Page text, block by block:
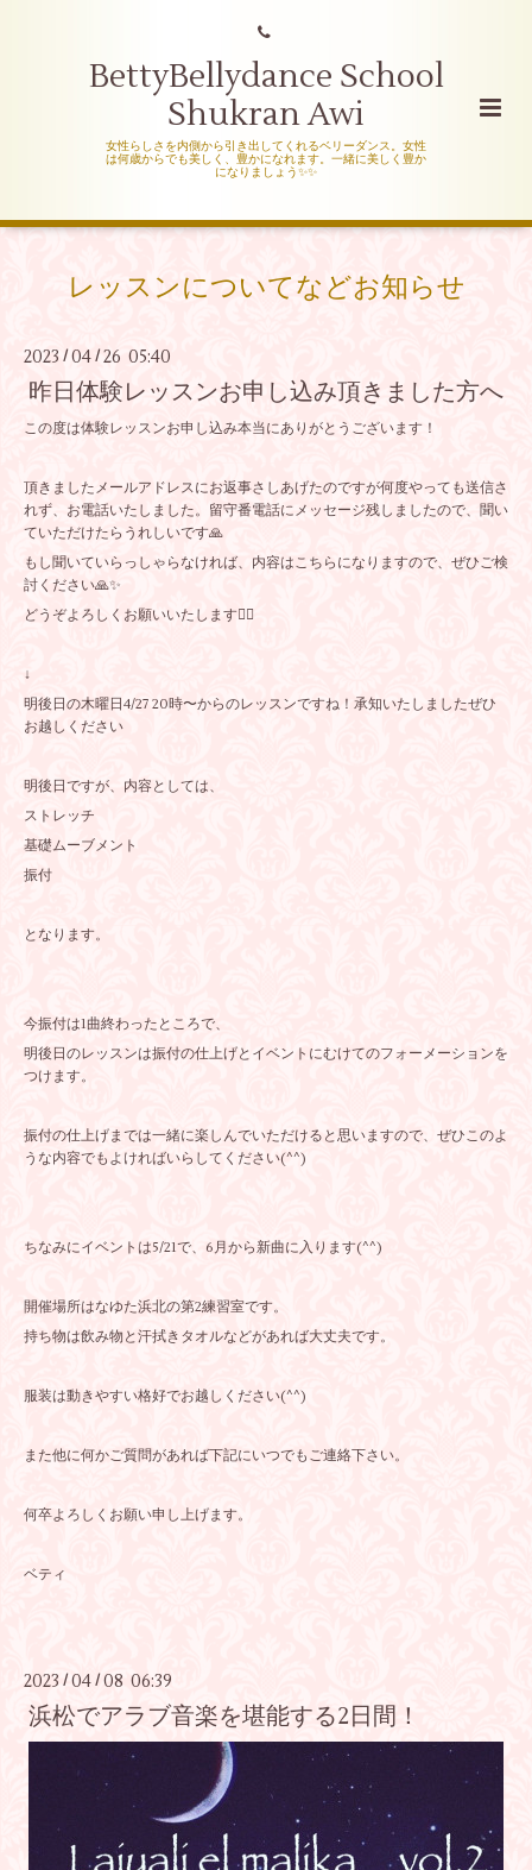
BettyBellydance School
Shukran Awi
女性らしさを内側から引き出してくれるベリーダンス。女性
は何歳からでも美しく、豊かになれます。一緒に美しく豊か
になりましょう✨✨
レッスンについてなどお知らせ
2023 /04 /26 05:40
昨日体験レッスンお申し込み頂きました方へ
この度は体験レッスンお申し込み本当にありがとうございます！
頂きましたメールアドレスにお返事さしあげたのですが何度やっても送信さ
れず、お電話いたしました。留守番電話にメッセージ残しましたので、聞い
ていただけたらうれしいです🙏
もし聞いていらっしゃらなければ、内容はこちらになりますので、ぜひご検
討ください🙏✨
どうぞよろしくお願いいたします🙇‍♀️
↓
明後日の木曜日4/27 20時〜からのレッスンですね！承知いたしましたぜひ
お越しください
明後日ですが、内容としては、
ストレッチ
基礎ムーブメント
振付
となります。
今振付は1曲終わったところで、
明後日のレッスンは振付の仕上げとイベントにむけてのフォーメーションを
つけます。
振付の仕上げまでは一緒に楽しんでいただけると思いますので、ぜひこのよ
うな内容でもよければいらしてください(^^)
ちなみにイベントは5/21で、6月から新曲に入ります(^^)
開催場所はなゆた浜北の第2練習室です。
持ち物は飲み物と汗拭きタオルなどがあれば大丈夫です。
服装は動きやすい格好でお越しください(^^)
また他に何かご質問があれば下記にいつでもご連絡下さい。
何卒よろしくお願い申し上げます。
ベティ
2023 / 04 /08 06:39
浜松でアラブ音楽を堪能する2日間！